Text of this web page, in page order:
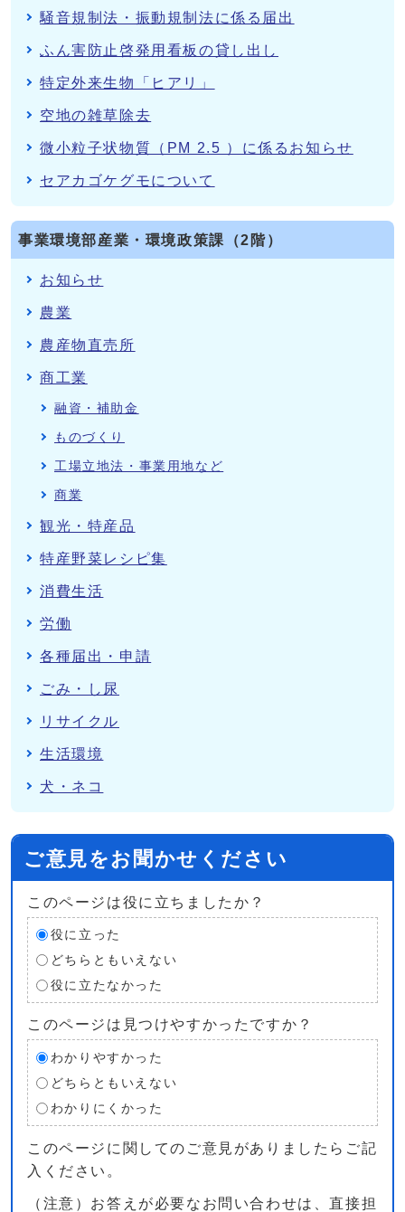
騒音規制法・振動規制法に係る届出
ふん害防止啓発用看板の貸し出し
特定外来生物「ヒアリ」
空地の雑草除去
微小粒子状物質（PM 2.5 ）に係るお知らせ
セアカゴケグモについて
事業環境部産業・環境政策課（2階）
お知らせ
農業
農産物直売所
商工業
融資・補助金
ものづくり
工場立地法・事業用地など
商業
観光・特産品
特産野菜レシピ集
消費生活
労働
各種届出・申請
ごみ・し尿
リサイクル
生活環境
犬・ネコ
ご意見をお聞かせください
このページは役に立ちましたか？
役に立った
どちらともいえない
役に立たなかった
このページは見つけやすかったですか？
わかりやすかった
どちらともいえない
わかりにくかった
このページに関してのご意見がありましたらご記
入ください。
（注意）お答えが必要なお問い合わせは、直接担